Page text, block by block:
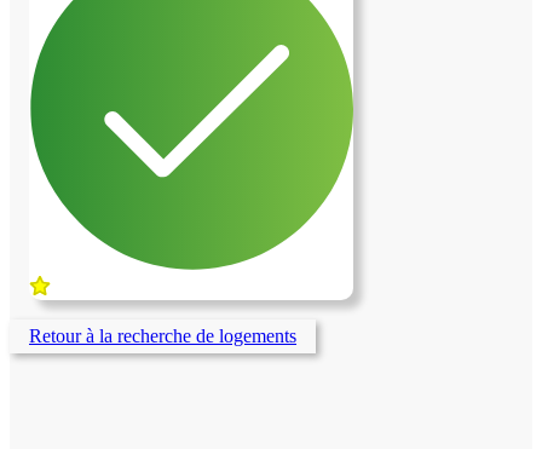
Retour à la recherche de logements